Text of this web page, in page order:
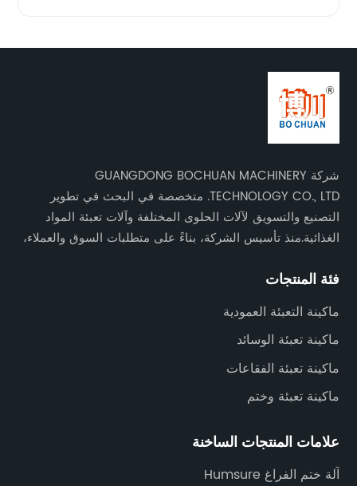
شركة GUANGDONG BOCHUAN MACHINERY
TECHNOLOGY CO., LTD. متخصصة في البحث في تطوير
التصنيع والتسويق لآلات الحلوى المختلفة وآلات تعبئة المواد
الغذائية.منذ تأسيس الشركة، بناءً على متطلبات السوق والعملاء،
وتصنيع سلسلة من آلات الحلوى وآلات تعبئة المواد الغذائية عالية
بالخارج.أنشأت شركتنا علاقات تجارية جيدة مع العديد من البلدان
في العالم، بما في ذلك الولايات المتحدة وروسيا والهند والمملكة
المتحدة وباكستان وغيرها، لمساعدة العملاء على تطوير منتجات
تحقيق فوائد اقتصادية للعملاء.آلات الحلوى الغذائية: خطوط إنتاج
الصلبة والحلوى اللوحية؛آلات التعبئة والتغليف: آلة التعبئة
العمودية، آلة تغليف الوسائد، آلة تعبئة الفقاعة المسطحة.
فئة المنتجات
ماكينة التعبئة العمودية
ماكينة تعبئة الوسائد
ماكينة تعبئة الفقاعات
ماكينة تعبئة وختم
علامات المنتجات الساخنة
آلة ختم الفراغ Humsure